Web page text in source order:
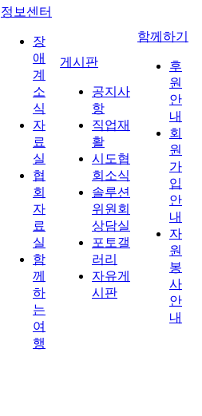
정보센터
장
애
계
소
식
자
료
실
협
회
자
료
실
함
께
하
는
여
행
게시판
공지사
항
직업재
활
시도협
회소식
솔루션
위원회
상담실
포토갤
러리
자유게
시판
함께하기
후
원
안
내
회
원
가
입
안
내
자
원
봉
사
안
내